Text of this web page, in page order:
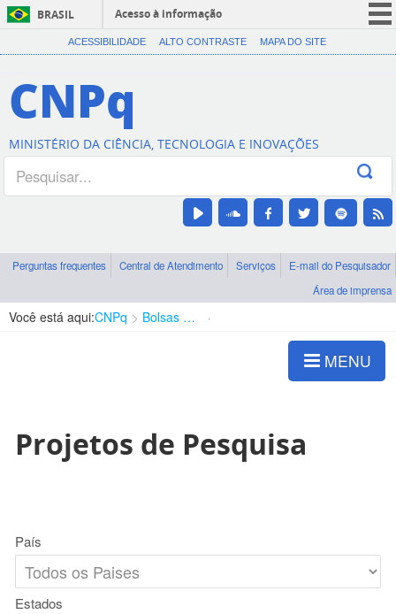
BRASIL
Acesso à informação
CORONAVÍRUS (COVID-19)
Canais
ACESSIBILIDADE ALTO CONTRASTE MAPA DO SITE
CNPq
MINISTÉRIO DA CIÊNCIA, TECNOLOGIA E INOVAÇÕES
Perguntas frequentes Central de Atendimento Serviços
E-mail do Pesquisador
Área de imprensa
Você está aqui:CNPq Bolsas e Auxílios Vigentes
MENU
Projetos de Pesquisa
País
Estados